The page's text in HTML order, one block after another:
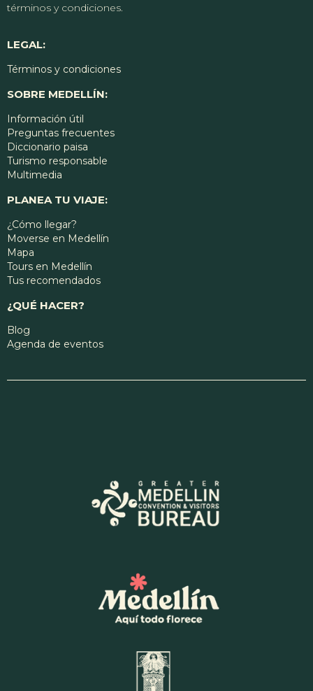
términos y condiciones.
LEGAL:
Términos y condiciones
SOBRE MEDELLÍN:
Información útil
Preguntas frecuentes
Diccionario paisa
Turismo responsable
Multimedia
PLANEA TU VIAJE:
¿Cómo llegar?
Moverse en Medellín
Mapa
Tours en Medellín
Tus recomendados
¿QUÉ HACER?
Blog
Agenda de eventos